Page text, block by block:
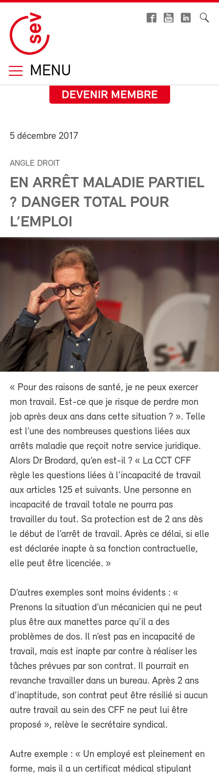
MENU
DEVENIR MEMBRE
5 décembre 2017
ANGLE DROIT
EN ARRÊT MALADIE PARTIEL
? DANGER TOTAL POUR
L’EMPLOI
« Pour des raisons de santé, je ne peux exercer
mon travail. Est-ce que je risque de perdre mon
job après deux ans dans cette situation ? ». Telle
est l’une des nombreuses questions liées aux
arrêts maladie que reçoit notre service juridique.
Alors Dr Brodard, qu’en est-il ? « La CCT CFF
règle les questions liées à l’incapacité de travail
aux articles 125 et suivants. Une personne en
incapacité de travail totale ne pourra pas
travailler du tout. Sa protection est de 2 ans dès
le début de l’arrêt de travail. Après ce délai, si elle
est déclarée inapte à sa fonction contractuelle,
elle peut être licenciée. »
D’autres exemples sont moins évidents : «
Prenons la situation d’un mécanicien qui ne peut
plus être aux manettes parce qu’il a des
problèmes de dos. Il n’est pas en incapacité de
travail, mais est inapte par contre à réaliser les
tâches prévues par son contrat. Il pourrait en
revanche travailler dans un bureau. Après 2 ans
d’inaptitude, son contrat peut être résilié si aucun
autre travail au sein des CFF ne peut lui être
proposé », relève le secrétaire syndical.
Autre exemple : « Un employé est pleinement en
forme, mais il a un certificat médical stipulant